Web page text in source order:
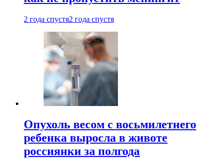
2 года спустя2 года спустя
Опухоль весом с восьмилетнего
ребенка выросла в животе
россиянки за полгода